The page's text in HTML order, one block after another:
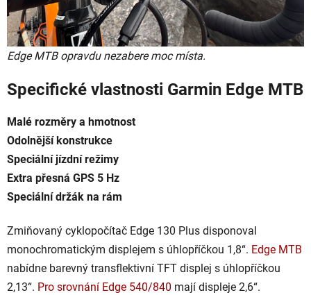
Edge MTB opravdu nezabere moc místa.
Specifické vlastnosti Garmin Edge MTB
Malé rozměry a hmotnost
Odolnější konstrukce
Speciální jízdní režimy
Extra přesná GPS 5 Hz
Speciální držák na rám
Zmiňovaný cyklopočítač Edge 130 Plus disponoval
monochromatickým displejem s úhlopříčkou 1,8“. Edge MTB
nabídne barevný transflektivní TFT displej s úhlopříčkou
2,13“. Pro srovnání Edge 540/840 mají displeje 2,6“.